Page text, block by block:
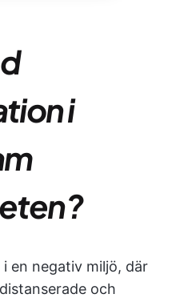
i
en negativ miljö, där
och